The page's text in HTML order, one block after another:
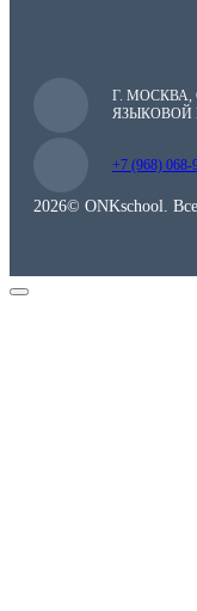
Г. МОСКВА,
ЯЗЫКОВОЙ
+7 (968) 068-
2026© ONKschool.